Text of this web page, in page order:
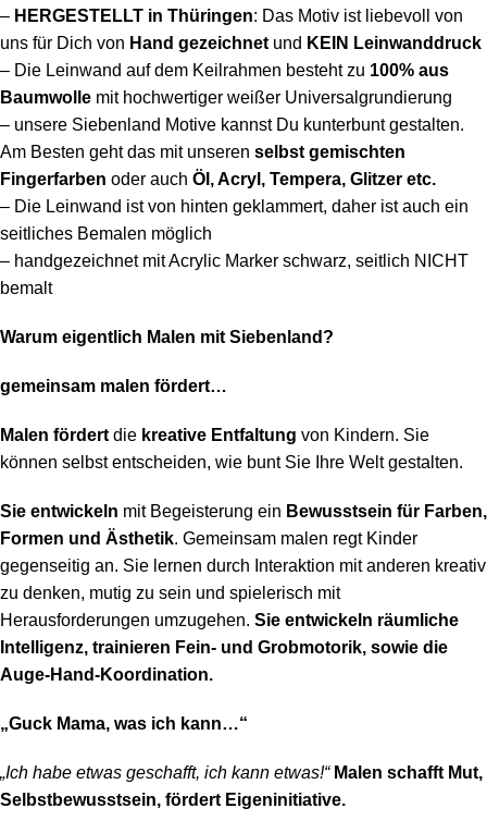
– HERGESTELLT in Thüringen: Das Motiv ist liebevoll von
uns für Dich von Hand gezeichnet und KEIN Leinwanddruck
– Die Leinwand auf dem Keilrahmen bestehtzu 100% aus
Baumwolle mit hochwertiger weißer Universalgrundierung
– unsere Siebenland Motive kannst Du kunterbunt gestalten.
Am Besten geht das mit unseren selbst gemischten
Fingerfarben oder auch Öl, Acryl, Tempera, Glitzer etc.
– Die Leinwand ist von hinten geklammert, daher ist auch ein
seitliches Bemalen möglich
– handgezeichnet mit Acrylic Marker schwarz, seitlich NICHT
bemalt
Warum eigentlich Malen mit Siebenland?
gemeinsam malen fördert…
Malen fördert die kreative Entfaltung von Kindern. Sie
können selbst entscheiden, wie bunt Sie Ihre Welt gestalten.
Sie entwickeln mit Begeisterung ein Bewusstsein für Farben,
Formen und Ästhetik. Gemeinsam malen regt Kinder
gegenseitig an. Sie lernen durch Interaktion mit anderen kreativ
zu denken, mutig zu sein und spielerisch mit
Herausforderungen umzugehen. Sie entwickeln räumliche
Intelligenz, trainieren Fein- und Grobmotorik, sowie die
Auge-Hand-Koordination.
„Guck Mama, was ich kann…“
„Ich habe etwas geschafft, ich kann etwas!“ Malen schafft Mut,
Selbstbewusstsein, fördert Eigeninitiative.